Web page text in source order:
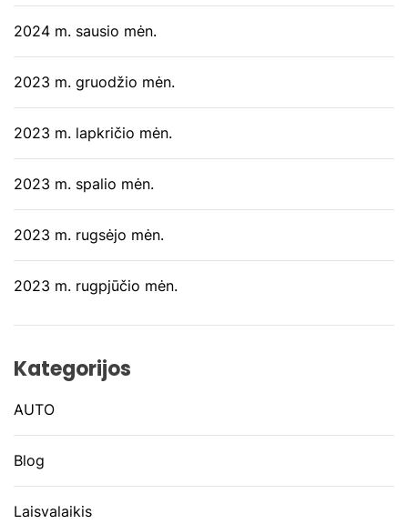
2024 m. sausio mėn.
2023 m. gruodžio mėn.
2023 m. lapkričio mėn.
2023 m. spalio mėn.
2023 m. rugsėjo mėn.
2023 m. rugpjūčio mėn.
Kategorijos
AUTO
Blog
Laisvalaikis